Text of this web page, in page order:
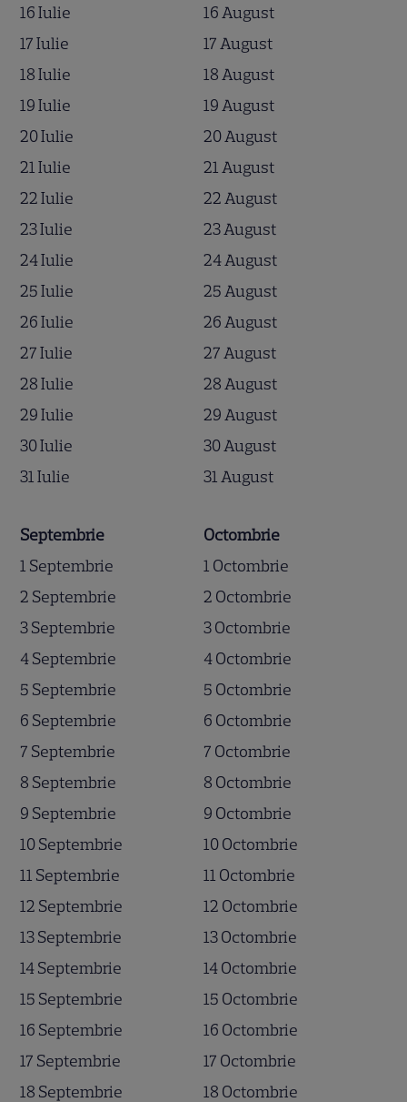
16 Iulie
17 Iulie
18 Iulie
19 Iulie
20 Iulie
21 Iulie
22 Iulie
23 Iulie
24 Iulie
25 Iulie
26 Iulie
27 Iulie
28 Iulie
29 Iulie
30 Iulie
31 Iulie
16 August
17 August
18 August
19 August
20 August
21 August
22 August
23 August
24 August
25 August
26 August
27 August
28 August
29 August
30 August
31 August
Septembrie
1 Septembrie
2 Septembrie
3 Septembrie
4 Septembrie
5 Septembrie
6 Septembrie
7 Septembrie
8 Septembrie
9 Septembrie
10 Septembrie
11 Septembrie
12 Septembrie
13 Septembrie
14 Septembrie
15 Septembrie
16 Septembrie
17 Septembrie
18 Septembrie
Octombrie
1 Octombrie
2 Octombrie
3 Octombrie
4 Octombrie
5 Octombrie
6 Octombrie
7 Octombrie
8 Octombrie
9 Octombrie
10 Octombrie
11 Octombrie
12 Octombrie
13 Octombrie
14 Octombrie
15 Octombrie
16 Octombrie
17 Octombrie
18 Octombrie